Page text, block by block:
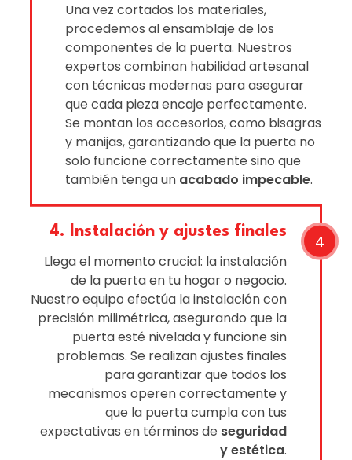
Una vez cortados los materiales,
procedemos al ensamblaje de los
componentes de la puerta. Nuestros
expertos combinan habilidad artesanal
con técnicas modernas para asegurar
que cada pieza encaje perfectamente.
Se montan los accesorios, como bisagras
y manijas, garantizando que la puerta no
solo funcione correctamente sino que
también tenga un acabado impecable.
4. Instalación y ajustes finales
Llega el momento crucial: la instalación
de la puerta en tu hogar o negocio.
Nuestro equipo efectúa la instalación con
precisión milimétrica, asegurando que la
puerta esté nivelada y funcione sin
problemas. Se realizan ajustes finales
para garantizar que todos los
mecanismos operen correctamente y
que la puerta cumpla con tus
expectativas en términos de seguridad
y estética.